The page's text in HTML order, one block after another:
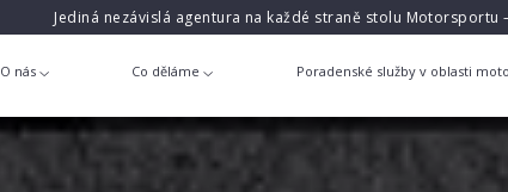
Jediná nezávislá agentura na každé straně stolu
O nás Co děláme Poradenské služby v oblasti